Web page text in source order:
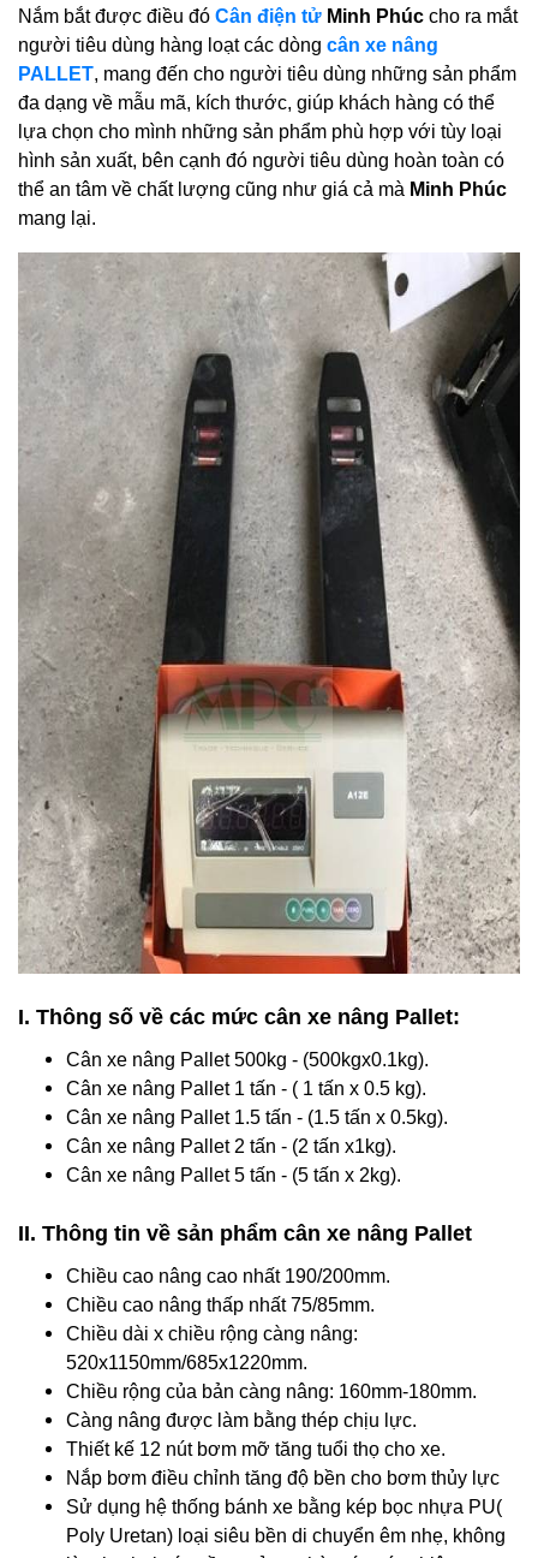
Nắm bắt được điều đó Cân điện tử Minh Phúc cho ra mắt
người tiêu dùng hàng loạt các dòng cân xe nâng
PALLET, mang đến cho người tiêu dùng những sản phẩm
đa dạng về mẫu mã, kích thước, giúp khách hàng có thể
lựa chọn cho mình những sản phẩm phù hợp với tùy loại
hình sản xuất, bên cạnh đó người tiêu dùng hoàn toàn có
thể an tâm về chất lượng cũng như giá cả mà Minh Phúc
mang lại.
I. Thông số về các mức cân xe nâng Pallet:
Cân xe nâng Pallet 500kg - (500kgx0.1kg).
Cân xe nâng Pallet 1 tấn - ( 1 tấn x 0.5 kg).
Cân xe nâng Pallet 1.5 tấn - (1.5 tấn x 0.5kg).
Cân xe nâng Pallet 2 tấn - (2 tấn x1kg).
Cân xe nâng Pallet 5 tấn - (5 tấn x 2kg).
II. Thông tin về sản phẩm cân xe nâng Pallet
Chiều cao nâng cao nhất 190/200mm.
Chiều cao nâng thấp nhất 75/85mm.
Chiều dài x chiều rộng càng nâng:
520x1150mm/685x1220mm.
Chiều rộng của bản càng nâng: 160mm-180mm.
Càng nâng được làm bằng thép chịu lực.
Thiết kế 12 nút bơm mỡ tăng tuổi thọ cho xe.
Nắp bơm điều chỉnh tăng độ bền cho bơm thủy lực
Sử dụng hệ thống bánh xe bằng kép bọc nhựa PU(
Poly Uretan) loại siêu bền di chuyển êm nhẹ, không